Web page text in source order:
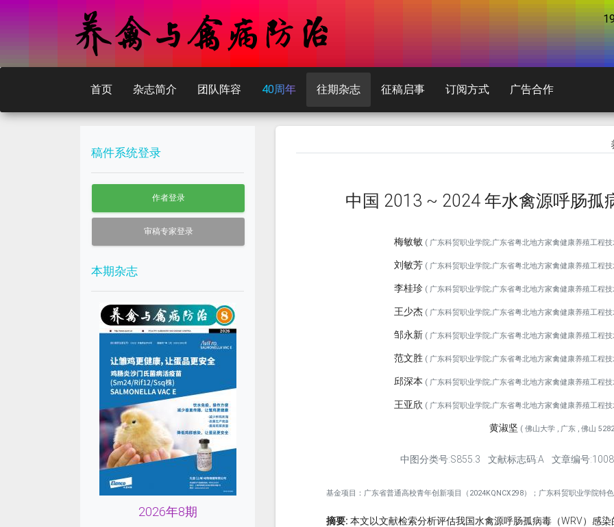
首页 杂志简介 团队阵容 40周年 往期杂志 征稿启事 订阅方式 广告合作
稿件系统登录
作者登录
审稿专家登录
本期杂志
2026年8期
中国 2013 ~ 2024 年水禽源呼肠孤
梅敏敏 ( 广东科贸职业学院;广东省粤北地方家禽健康养殖工程
刘敏芳 ( 广东科贸职业学院;广东省粤北地方家禽健康养殖工程
李桂珍 ( 广东科贸职业学院;广东省粤北地方家禽健康养殖工程
王少杰 ( 广东科贸职业学院;广东省粤北地方家禽健康养殖工程
邹永新 ( 广东科贸职业学院;广东省粤北地方家禽健康养殖工程
范文胜 ( 广东科贸职业学院;广东省粤北地方家禽健康养殖工程
邱深本 ( 广东科贸职业学院;广东省粤北地方家禽健康养殖工程
王亚欣 ( 广东科贸职业学院;广东省粤北地方家禽健康养殖工程
黄淑坚 ( 佛山大学 , 广东 , 佛山
中图分类号:S855.3 文献标志码:A 文章编号
基金项目：广东省普通高校青年创新项目（2024KQNCX298）；广东科贸职业学院特色
摘要: 本文以文献检索分析评估我国水禽源呼肠孤病毒（WRV）感